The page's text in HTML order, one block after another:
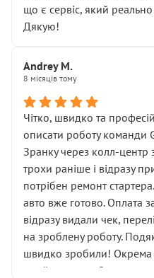
мені заявили, що бачок
міняти разом із головним
Для людини, яка хоча б
це звучить як мінімум
спроба продати дорогий
ущільнювачів.
Що прикро — це не
вас стартер, і тоді
враження. Але згодом
лобовим склом. Мені
відкручували”, і
новий власник, не застяг
Але після нинішнього
здаються дрібницями.
Я — клієнт, який працює
що є сервіс, який
Дякую!
Andrey M.
8 місяців тому
Чітко, швидко та
описати роботу команди
Зранку через колл-центр
трохи раніше і відразу
потрібен ремонт
авто вже готово. Оплата
відразу видали чек,
на зроблену роботу.
швидко зробили! Окрема
приймальнику